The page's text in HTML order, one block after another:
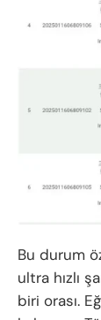
Bu durum
ultra hızlı
biri orası.